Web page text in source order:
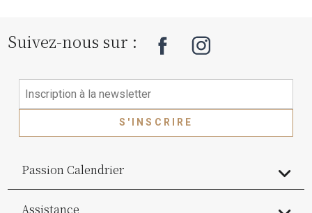
Suivez-nous sur :
S'INSCRIRE
Passion Calendrier
Assistance